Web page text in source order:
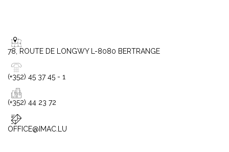
78, ROUTE DE LONGWY L-8080 BERTRANGE
(+352) 45 37 45 - 1
(+352) 44 23 72
OFFICE@IMAC.LU